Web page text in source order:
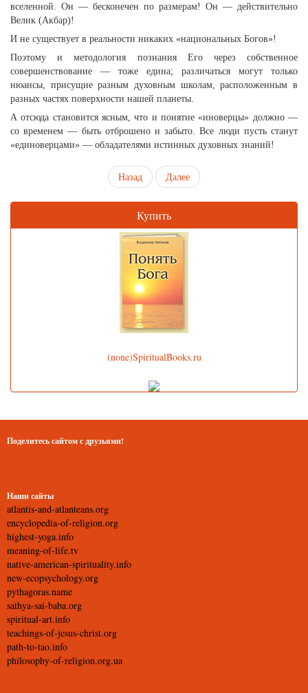
вселенной. Он — бесконечен по размерам! Он — действительно
Велик (Акбар)!
И не существует в реальности никаких «национальных Богов»!
Поэтому и методология познания Его через собственное
совершенствование — тоже едина; различаться могут только
нюансы, присущие разным духовным школам, расположенным в
разных частях поверхности нашей планеты.
А отсюда становится ясным, что и понятие «иноверцы» должно —
со временем — быть отброшено и забыто. Все люди пусть станут
«единоверцами» — обладателями истинных духовных знаний!
Назад Далее
Купить
(none)SpiritualBooks.ru
Поделитесь сайтом с друзьями!
Наши сайты
atlantis-and-atlanteans.org
encyclopedia-of-religion.org
highest-yoga.info
meaning-of-life.tv
native-american-spirituality.info
new-ecopsychology.org
pythagoras.name
sathya-sai-baba.org
spiritual-art.info
teachings-of-jesus-christ.org
path-to-tao.info
philosophy-of-religion.org.ua